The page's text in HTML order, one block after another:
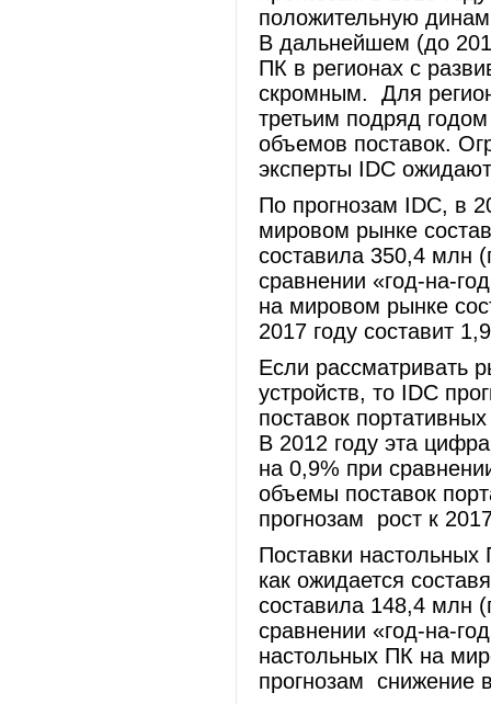
положительную
В дальнейшем (до
ПК в регионах с
скромным. Для
третьим подряд
объемов поставок.
эксперты IDC
По прогнозам IDC, в
мировом рынке
составила 350,4 млн
сравнении «год-на-
на мировом рынке
2017 году составит
Если рассматривать
устройств, то IDC
поставок
В 2012 году эта
на 0,9% при
объемы поставок
прогнозам рост к
Поставки
как ожидается
составила 148,4 млн
сравнении «год-на-
настольных ПК на
прогнозам снижение